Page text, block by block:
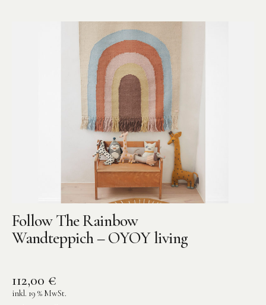
InstagramPinterest
Follow The Rainbow
Wandteppich – OYOY living
112,00 €
inkl. 19 % MwSt.